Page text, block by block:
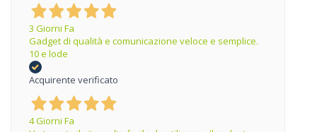
3 Giorni Fa
Gadget di qualità e comunicazione veloce e semplice.
10 e lode
Acquirente verificato
4 Giorni Fa